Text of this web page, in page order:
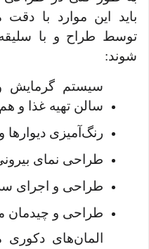
باید این موارد با
توسط طراح و با
شوند:
سیستم گرمایش
سالن تهیه غذا و
رنگ‌آمیزی
طراحی نمای
طراحی و اجرای
طراحی و چیدمان
المان‌های دکوری